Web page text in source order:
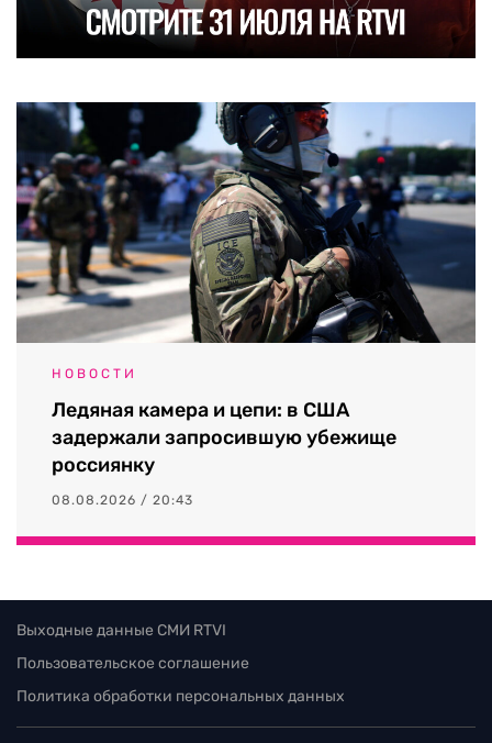
НОВОСТИ
Ледяная камера и цепи: в США
задержали запросившую убежище
россиянку
08.08.2026 / 20:43
Выходные данные СМИ RTVI
Пользовательское соглашение
Политика обработки персональных данных